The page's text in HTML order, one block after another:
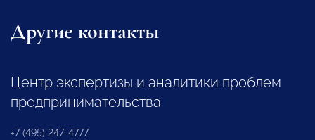
Другие контакты
Центр экспертизы и аналитики проблем
предпринимательства
+7 (495) 247-4777